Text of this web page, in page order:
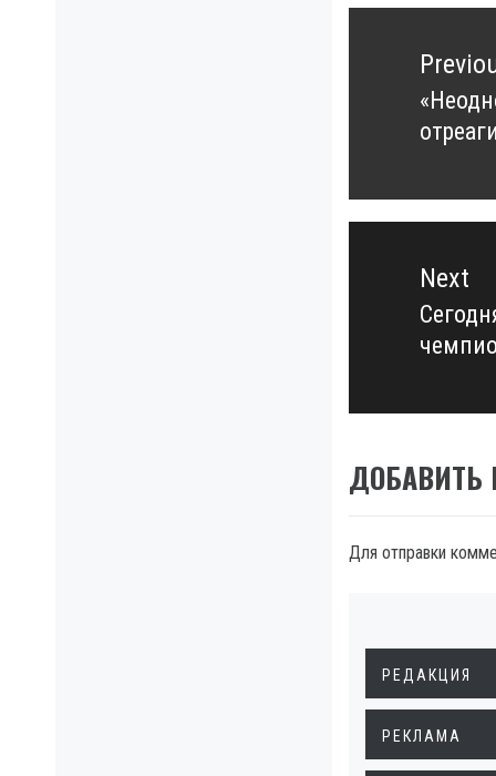
Навигация
записям
post:
Next
Next
post:
ДОБАВИТЬ
Для отправки
РЕДАКЦИЯ
РЕКЛАМА